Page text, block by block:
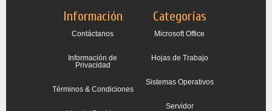
Información
Contáctanos
Información de
Privacidad
Términos & Condiciones
Categorías
Microsoft Office
Hojas de Trabajo
Sistemas Operativos
Servidor